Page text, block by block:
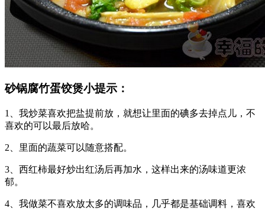
砂锅腐竹蛋饺煲小提示：
1、我炒菜喜欢把盐提前放，就想让里面的碘多去掉点儿，不
喜欢的可以最后放哈。
2、里面的蔬菜可以随意搭配。
3、西红柿最好炒出红汤后再加水，这样出来的汤味道更浓
郁。
4、我做菜不喜欢放太多的调味品，几乎都是基础调料，喜欢